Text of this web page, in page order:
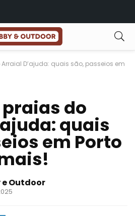
D’ajuda: quais são, passeios em
do
quais
em Porto
e Outdoor